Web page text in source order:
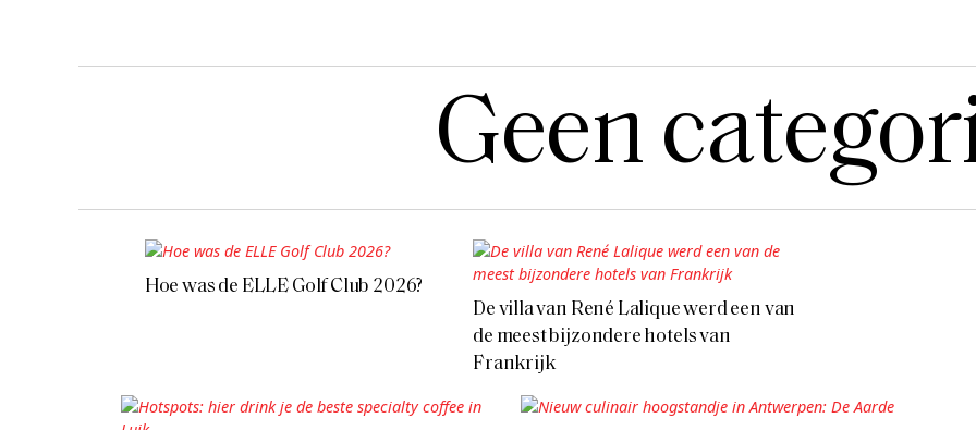
Geen
Hoe was de ELLE Golf Club 2026?
De villa van René Lalique werd een van
de meest bijzondere hotels van
Frankrijk